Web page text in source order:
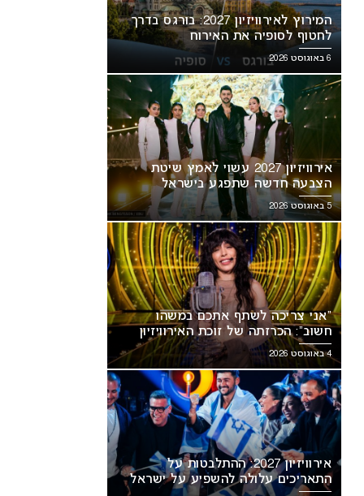
צריכה לשתף אתכם במשהו
הכרזתה של זוכת האירוויזיון
את הרשת
התאריכים עלולה להשפיע על
ישראל
המירוץ לאירוויזיון 2027: בורגס בדרך
לחטוף לסופיה את האירוח
6 באוגוסט 2026
אירוויזיון 2027 עשוי לאמץ שיטת
הצבעה חדשה שתפגע בישראל
5 באוגוסט 2026
“אני צריכה לשתף אתכם במשהו
חשוב”: הכרזתה של זוכת האירוויזיון
מסעירה את הרשת
4 באוגוסט 2026
אירוויזיון 2027: ההתלבטות על
התאריכים עלולה להשפיע על ישראל